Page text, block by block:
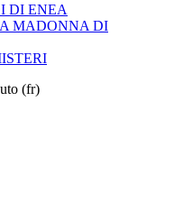
DI ENEA
MADONNA DI
(fr)